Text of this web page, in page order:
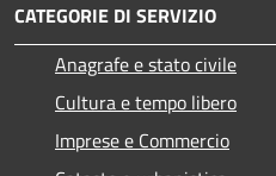
CATEGORIE DI SERVIZIO
Anagrafe e stato civile
Cultura e tempo libero
Imprese e Commercio